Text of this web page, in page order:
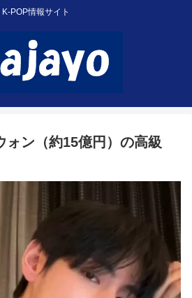
K-POP情報サイト
ォン（約15億円）の高級